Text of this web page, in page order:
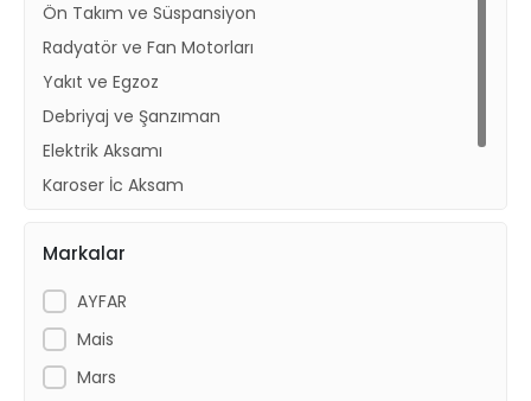
Ön Takım ve Süspansiyon
Radyatör ve Fan Motorları
Yakıt ve Egzoz
Debriyaj ve Şanzıman
Elektrik Aksamı
Karoser İç Aksam
Markalar
AYFAR
Mais
Mars